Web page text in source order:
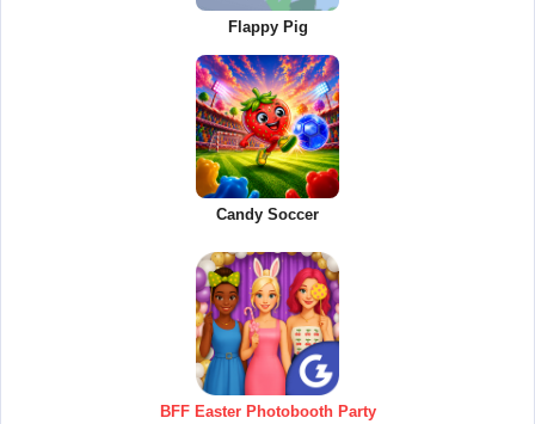
Flappy Pig
Candy Soccer
BFF Easter Photobooth Party